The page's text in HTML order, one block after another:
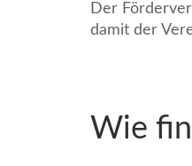
Der
damit der
Wie